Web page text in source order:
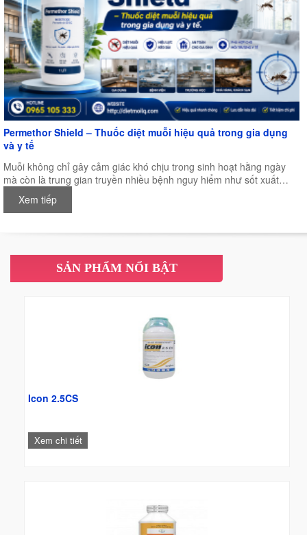
Permethor Shield – Thuốc diệt muỗi hiệu quả trong gia dụng
và y tế
Muỗi không chỉ gây cảm giác khó chịu trong sinh hoạt hằng ngày
mà còn là trung gian truyền nhiều bệnh nguy hiểm như sốt xuất
huyết, sốt rét, viêm não Nhật Bản, Zika và nhiều bệnh truyền nhiễm
khác. Đặc biệt trong điều kiện khí hậu nóng ẩm của Việt Nam, muỗi
càng trở nên cấp thiết.
Xem tiếp
SẢN PHẨM NỔI BẬT
Icon 2.5CS
Xem chi tiết